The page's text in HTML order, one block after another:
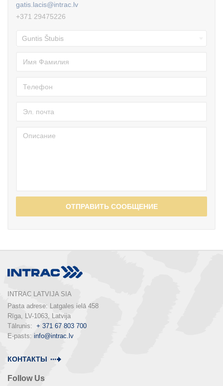
gatis.lacis@intrac.lv
+371 29475226
ОТПРАВИТЬ СООБЩЕНИЕ
INTRAC LATVIJA SIA
Pasta adrese: Latgales ielā 458
Rīga, LV-1063, Latvija
Tālrunis: + 371 67 803 700
E-pasts: info@intrac.lv
КОНТАКТЫ
Follow Us